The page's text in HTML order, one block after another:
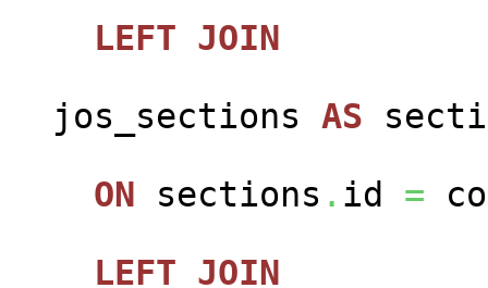
LEFT JOIN
jos_sections AS
ON sections . id =
LEFT JOIN